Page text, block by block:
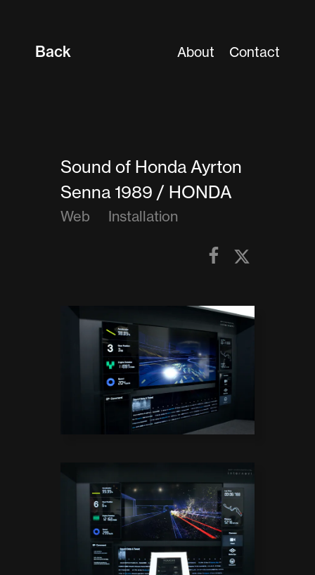
Back About Contact
Sound of Honda Ayrton
Senna 1989 / HONDA
Web Installation